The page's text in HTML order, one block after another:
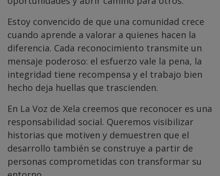
Estoy convencido de que una comunidad crece
cuando aprende a valorar a quienes hacen la
diferencia. Cada reconocimiento transmite un
mensaje poderoso: el esfuerzo vale la pena, la
integridad tiene recompensa y el trabajo bien
hecho deja huellas que trascienden.
En La Voz de Xela creemos que reconocer es una
responsabilidad social. Queremos visibilizar
historias que motiven y demuestren que el
desarrollo también se construye a partir de
personas comprometidas con transformar su